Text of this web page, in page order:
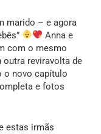
marido – e agora
Anna e
com o mesmo
reviravolta de
o novo capítulo
e fotos
estas irmãs